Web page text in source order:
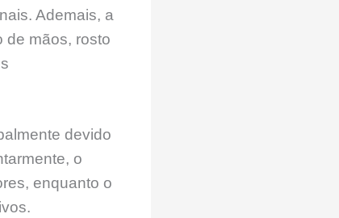
Ademais, a
de mãos, rosto
devido
o
enquanto o